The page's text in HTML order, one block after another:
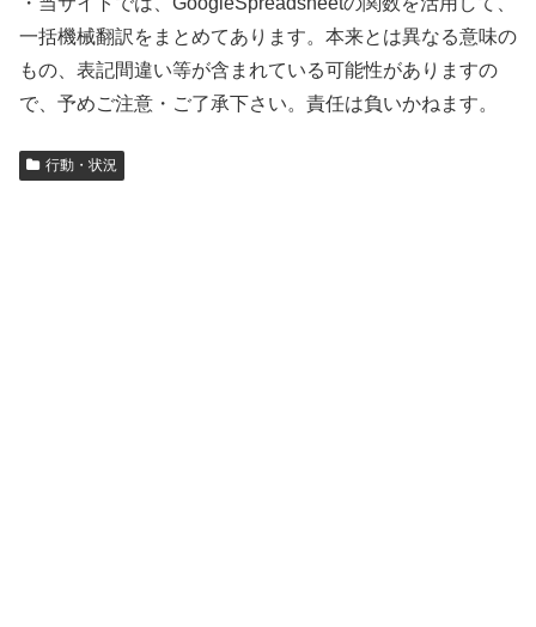
一括機械翻訳をまとめてあります。本来とは異なる意味の
もの、表記間違い等が含まれている可能性がありますの
で、予めご注意・ご了承下さい。責任は負いかねます。
行動・状況